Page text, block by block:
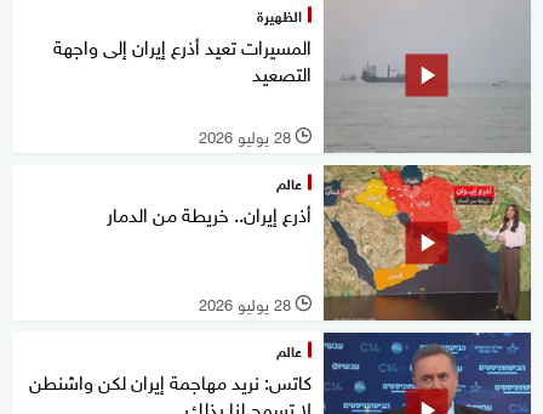
الظهيرة
المسيرات تعيد أذرع إيران إلى واجهة
التصعيد
l 28 يوليو 2026
عالم
أذرع إيران.. خريطة من الدمار
l 28 يوليو 2026
عالم
كاتس: نريد مهاجمة إيران لكن واشنطن